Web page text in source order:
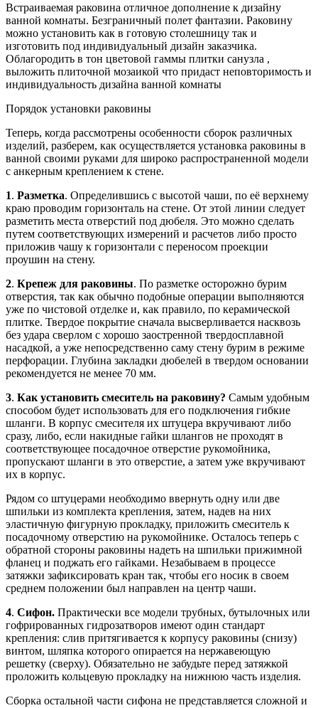
Встраиваемая раковина отличное дополнение к дизайну
ванной комнаты. Безграничный полет фантазии. Раковину
можно установить как в готовую столешницу так и
изготовить под индивидуальный дизайн заказчика.
Облагородить в тон цветовой гаммы плитки санузла ,
выложить плиточной мозаикой что придаст неповторимость и
индивидуальность дизайна ванной комнаты
Порядок установки раковины
Теперь, когда рассмотрены особенности сборок различных
изделий, разберем, как осуществляется установка раковины в
ванной своими руками для широко распространенной модели
с анкерным креплением к стене.
1. Разметка. Определившись с высотой чаши, по её верхнему
краю проводим горизонталь на стене. От этой линии следует
разметить места отверстий под дюбеля. Это можно сделать
путем соответствующих измерений и расчетов либо просто
приложив чашу к горизонтали с переносом проекции
проушин на стену.
2. Крепеж для раковины. По разметке осторожно бурим
отверстия, так как обычно подобные операции выполняются
уже по чистовой отделке и, как правило, по керамической
плитке. Твердое покрытие сначала высверливается насквозь
без удара сверлом с хорошо заостренной твердосплавной
насадкой, а уже непосредственно саму стену бурим в режиме
перфорации. Глубина закладки дюбелей в твердом основании
рекомендуется не менее 70 мм.
3. Как установить смеситель на раковину? Самым удобным
способом будет использовать для его подключения гибкие
шланги. В корпус смесителя их штуцера вкручивают либо
сразу, либо, если накидные гайки шлангов не проходят в
соответствующее посадочное отверстие рукомойника,
пропускают шланги в это отверстие, а затем уже вкручивают
их в корпус.
Рядом со штуцерами необходимо ввернуть одну или две
шпильки из комплекта крепления, затем, надев на них
эластичную фигурную прокладку, приложить смеситель к
посадочному отверстию на рукомойнике. Осталось теперь с
обратной стороны раковины надеть на шпильки прижимной
фланец и поджать его гайками. Незабываем в процессе
затяжки зафиксировать кран так, чтобы его носик в своем
среднем положении был направлен на центр чаши.
4. Сифон. Практически все модели трубных, бутылочных или
гофрированных гидрозатворов имеют один стандарт
крепления: слив притягивается к корпусу раковины (снизу)
винтом, шляпка которого опирается на нержавеющую
решетку (сверху). Обязательно не забудьте перед затяжкой
проложить кольцевую прокладку на нижнюю часть изделия.
Сборка остальной части сифона не представляется сложной и